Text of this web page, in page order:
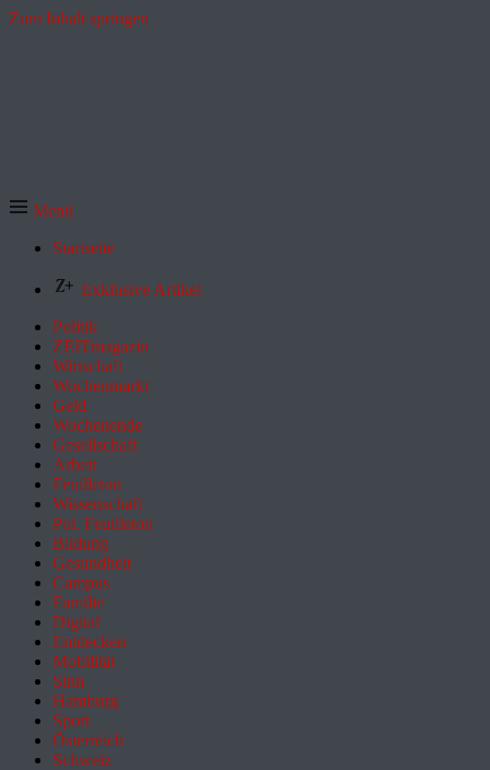
Zum Inhalt springen
Menü
Startseite
Exklusive Artikel
Politik
ZEITmagazin
Wirtschaft
Wochenmarkt
Geld
Wochenende
Gesellschaft
Arbeit
Feuilleton
Wissenschaft
Pol. Feuilleton
Bildung
Gesundheit
Campus
Familie
Digital
Entdecken
Mobilität
Sinn
Hamburg
Sport
Österreich
Schweiz